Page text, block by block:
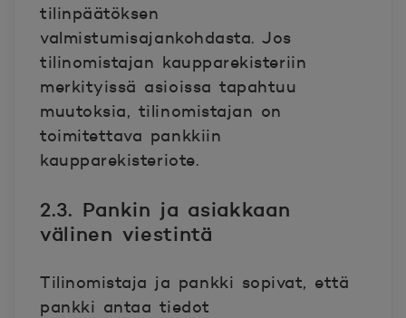
tilinpäätöksen
valmistumisajankohdasta. Jos
tilinomistajan kaupparekisteriin
merkityissä asioissa tapahtuu
muutoksia, tilinomistajan on
toimitettava pankkiin
kaupparekisteriote.
2.3. Pankin ja asiakkaan
välinen viestintä
Tilinomistaja ja pankki sopivat, että
pankki antaa tiedot